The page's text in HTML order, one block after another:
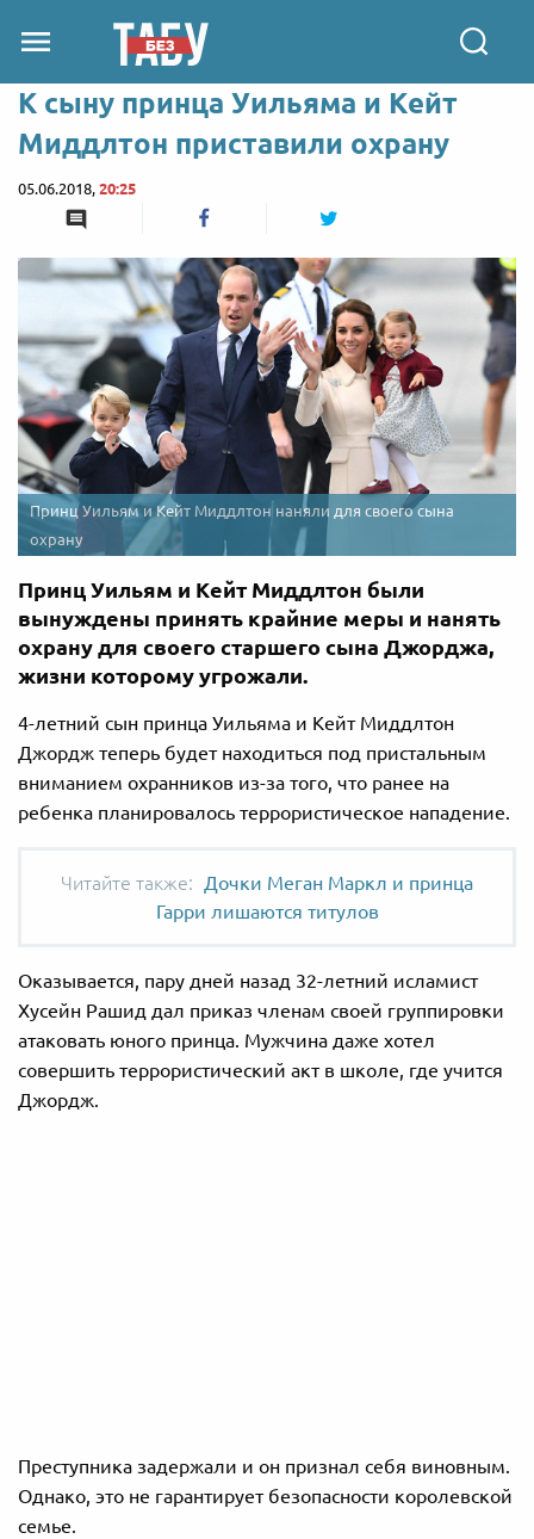
К сыну принца Уильяма и Кейт
Миддлтон приставили охрану
05.06.2018, 20:25
Принц Уильям и Кейт Миддлтон наняли для своего сына
охрану
Принц Уильям и Кейт Миддлтон были
вынуждены принять крайние меры и нанять
охрану для своего старшего сына Джорджа,
жизни которому угрожали.
4-летний сын принца Уильяма и Кейт Миддлтон
Джордж теперь будет находиться под пристальным
вниманием охранников из-за того, что ранее на
ребенка планировалось террористическое нападение.
Дочки Меган Маркл и принца
Гарри лишаются титулов
Оказывается, пару дней назад 32-летний исламист
Хусейн Рашид дал приказ членам своей группировки
атаковать юного принца. Мужчина даже хотел
совершить террористический акт в школе, где учится
Джордж.
Преступника задержали и он признал себя виновным.
Однако, это не гарантирует безопасности королевской
семье.